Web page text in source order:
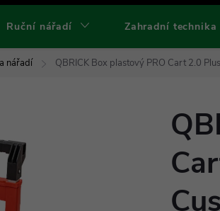
Ruční nářadí Zahradní technika
nářadí QBRICK Box plastový PRO Cart 2.0